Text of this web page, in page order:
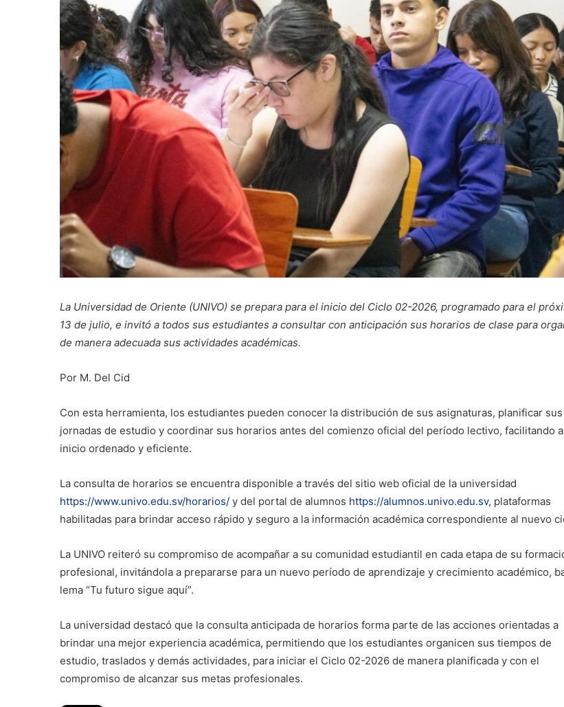
La Universidad de Oriente (UNIVO) se prepara para el inicio del Ciclo 02-2026, programado para el
13 de julio, e invitó a todos sus estudiantes a consultar con anticipación sus horarios de clase para
de manera adecuada sus actividades académicas.
Por M. Del Cid
Con esta herramienta, los estudiantes pueden conocer la distribución de sus asignaturas, planificar sus
jornadas de estudio y coordinar sus horarios antes del comienzo oficial del período lectivo, facilitando
inicio ordenado y eficiente.
La consulta de horarios se encuentra disponible a través del sitio web oficial de la universidad
https://www.univo.edu.sv/horarios/ y del portal de alumnos https://alumnos.univo.edu.sv, plataformas
habilitadas para brindar acceso rápido y seguro a la información académica correspondiente al nuevo
La UNIVO reiteró su compromiso de acompañar a su comunidad estudiantil en cada etapa de su
profesional, invitándola a prepararse para un nuevo período de aprendizaje y crecimiento académico,
lema “Tu futuro sigue aquí”.
La universidad destacó que la consulta anticipada de horarios forma parte de las acciones orientadas a
brindar una mejor experiencia académica, permitiendo que los estudiantes organicen sus tiempos de
estudio, traslados y demás actividades, para iniciar el Ciclo 02-2026 de manera planificada y con el
compromiso de alcanzar sus metas profesionales.
Peregrinación Camino de San
Óscar Romero inicia recorrido
hacia Ciudad Barrios
UNIVO fortalece la formación de
los futuros periodistas
salvadoreños con experiencias
UNIVO forma profesionales con
una preparación práctica e
integral